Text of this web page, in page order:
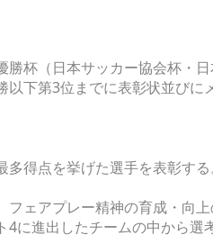
勝杯（日本サッカー協会杯・
以下第3位までに表彰状並びに
得点を挙げた選手を表彰する
フェアプレー精神の育成・向
4に進出したチームの中から選